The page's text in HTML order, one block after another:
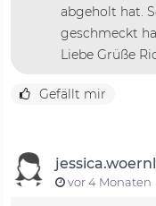
abgeholt hat.
geschmeckt
Liebe Grüße
Gefällt mir
vor 4 Monaten